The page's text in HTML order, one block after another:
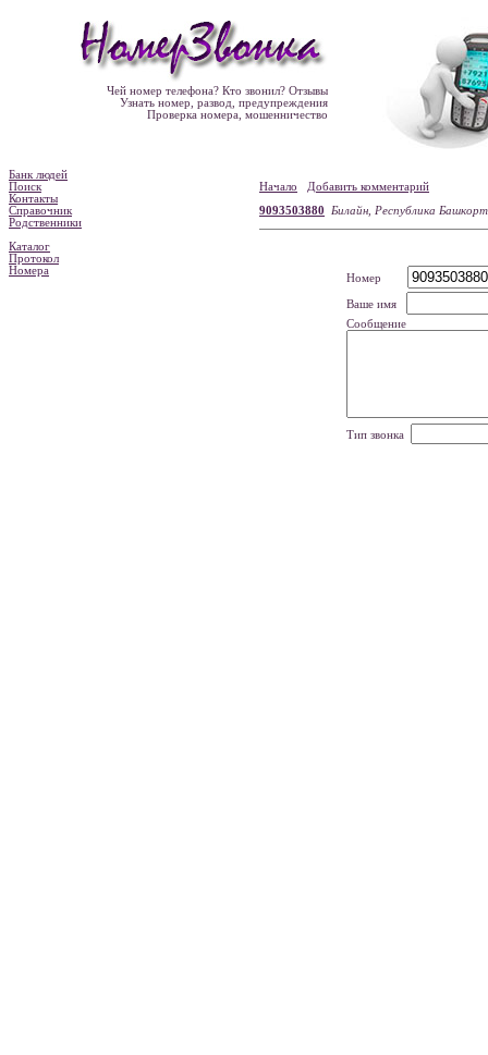
Чей номер телефона? Кто звонил? Отзывы
Узнать номер, развод, предупреждения
Проверка номера, мошенничество
Банк людей
Поиск
Контакты
Справочник
Родственники
Каталог
Протокол
Номера
Начало
Добавить комментарий
9093503880
Билайн, Республика
Номер
Ваше имя
Сообщение
Тип звонка